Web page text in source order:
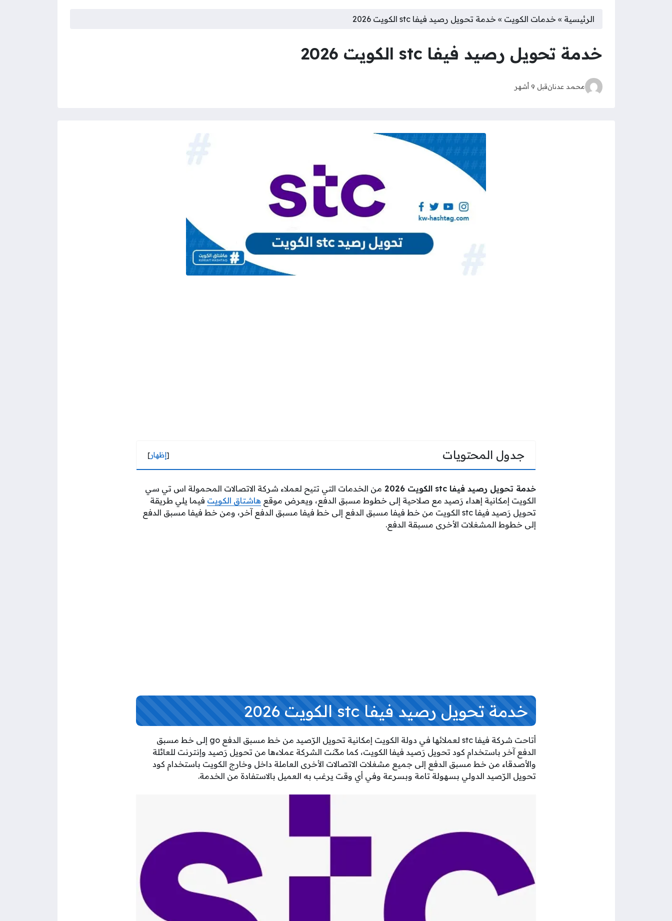
الرئيسية » خدمات الكويت » خدمة تحويل رصيد فيفا stc الكويت 2026
خدمة تحويل رصيد فيفا stc الكويت 2026
محمد عدنانقبل 9 أشهر
جدول المحتويات [إظهار]
خدمة تحويل رصيد فيفا stc الكويت 2026
من الخدمات التي تتيح لعملاء شركة الاتصالات المحمولة اس تي سي
الكويت إمكانية إهداء رَصيد مع صلاحية إلى خطوط مسبق الدفع، ويعرض موقع هاشتاق الكويت فيما يلي طريقة
تحويل رَصيد فيفا stc الكويت من خط فيفا مسبق الدفع إلى خط فيفا مسبق الدفع آخر، ومن خط فيفا مسبق الدفع
إلى خطوط المشغلات الأخرى مسبقة الدفع.
خدمة تحويل رصيد فيفا stc الكويت 2026
أتاحت شركة
فيفا stc لعملائها في دولة الكويت إمكانية تحويل الرّصيد من خط مسبق الدفع go إلى خط مسبق
الدفع آخر باستخدام كود تحويل رَصيد فيفا الكويت، كما مكّنت الشركة عملاءها من تحويل رَصيد وإنترنت للعائلة
والأصدقاء من خط مسبق الدفع إلى جميع مشغلات الاتصالات الأخرى العاملة داخل وخارج الكويت باستخدام كود
تحويل الرّصيد الدولي بسهولة تامة وبسرعة وفي أي وقت يرغب به العميل بالاستفادة من الخدمة.